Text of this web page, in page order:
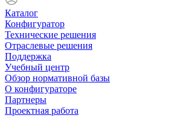
Каталог
Конфигуратор
Технические решения
Отраслевые решения
Поддержка
Учебный центр
Обзор нормативной базы
О конфигураторе
Партнеры
Проектная работа